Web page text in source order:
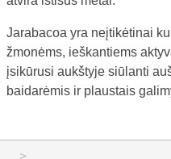
Jarabacoa yra neįtikėtinai
žmonėms, ieškantiems
įsikūrusi aukštyje siūlanti
baidarėmis ir plaustais